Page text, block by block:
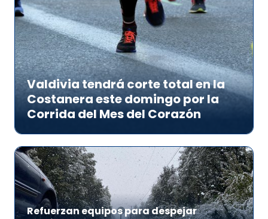
Valdivia tendrá corte total en la
Costanera este domingo por la
Corrida del Mes del Corazón
Refuerzan equipos para despejar